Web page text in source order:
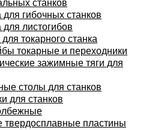
для гибочных станков
для листогибов
токарного станка
токарные и переходники
зажимные тяги для
столы для станков
для станков
пластины